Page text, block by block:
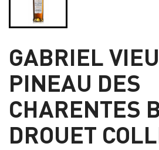
GABRIEL
PINEAU DES
CHARENTES
DROUET